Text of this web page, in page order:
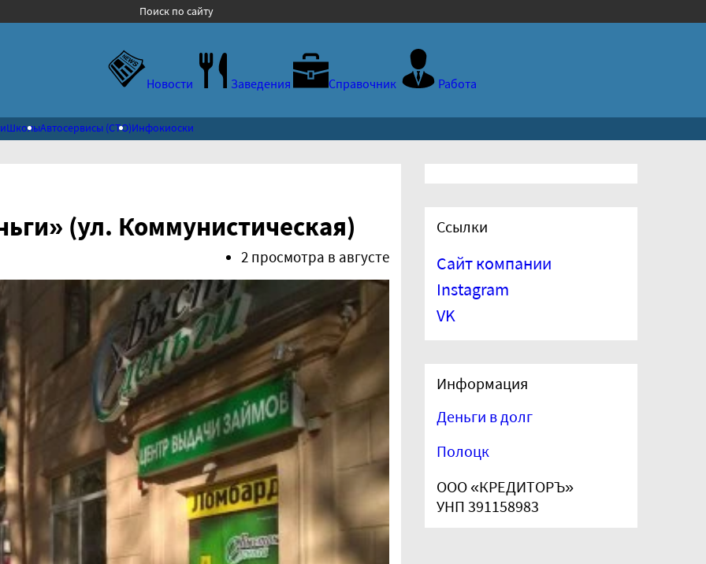
Поиск по сайту
Новости Заведения Справочник Работа
ШколыАвтосервисы (СТО)Инфокиоски
(ул. Коммунистическая)
2 просмотра в августе
Ссылки
Сайт компании
Instagram
VK
Информация
Деньги в долг
Полоцк
ООО «КРЕДИТОРЪ»
УНП 391158983